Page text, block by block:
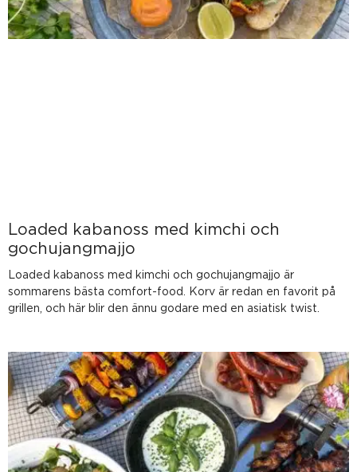
Loaded kabanoss med kimchi och
gochujangmajjo
Loaded kabanoss med kimchi och gochujangmajjo är
sommarens bästa comfort-food. Korv är redan en favorit på
grillen, och här blir den ännu godare med en asiatisk twist.